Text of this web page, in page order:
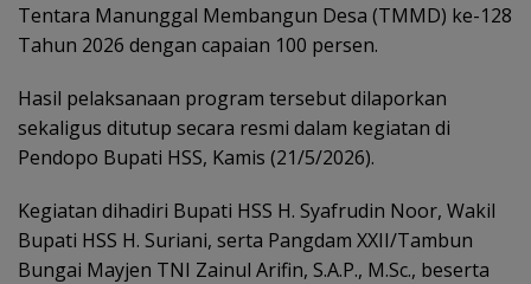
Tentara Manunggal Membangun Desa (TMMD) ke-128
Tahun 2026 dengan capaian 100 persen.
Hasil pelaksanaan program tersebut dilaporkan
sekaligus ditutup secara resmi dalam kegiatan di
Pendopo Bupati HSS, Kamis (21/5/2026).
Kegiatan dihadiri Bupati HSS H. Syafrudin Noor, Wakil
Bupati HSS H. Suriani, serta Pangdam XXII/Tambun
Bungai Mayjen TNI Zainul Arifin, S.A.P., M.Sc., beserta